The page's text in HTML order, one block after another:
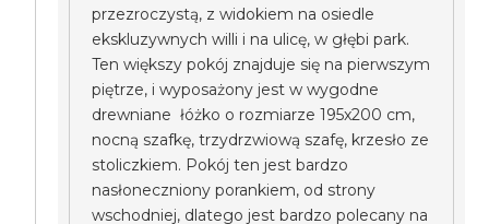
przezroczystą, z widokiem na osiedle
ekskluzywnych willi i na ulicę, w głębi park.
Ten większy pokój znajduje się na pierwszym
piętrze, i wyposażony jest w wygodne
drewniane łóżko o rozmiarze 195x200 cm,
nocną szafkę, trzydrzwiową szafę, krzesło ze
stoliczkiem. Pokój ten jest bardzo
nasłoneczniony porankiem, od strony
wschodniej, dlatego jest bardzo polecany na